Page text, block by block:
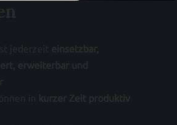
jederzeit
einsetzbar,
erweiterbar und
in
kurzer Zeit produktiv